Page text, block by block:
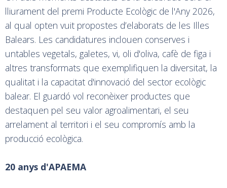
lliurament del premi Producte Ecològic de l'Any 2026,
al qual opten vuit propostes d’elaborats de les Illes
Balears. Les candidatures inclouen conserves i
untables vegetals, galetes, vi, oli d'oliva, cafè de figa i
altres transformats que exemplifiquen la diversitat, la
qualitat i la capacitat d'innovació del sector ecològic
balear. El guardó vol reconèixer productes que
destaquen pel seu valor agroalimentari, el seu
arrelament al territori i el seu compromís amb la
producció ecològica.
20 anys d'APAEMA